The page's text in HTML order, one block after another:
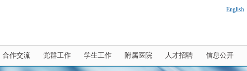
English
合作交流 党群工作 学生工作 附属医院 人才招聘 信息公开